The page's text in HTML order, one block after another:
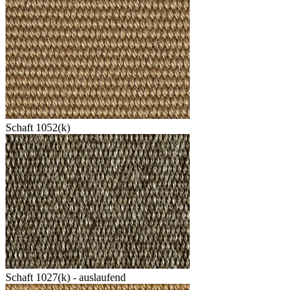
Schaft 1052(k)
Schaft 1027(k) - auslaufend